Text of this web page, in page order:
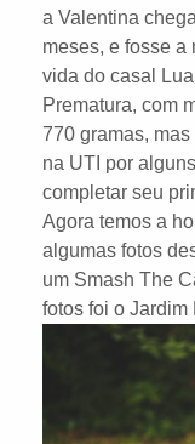
a Valentina
meses, e fosse a
vida do casal
Prematura, com
770 gramas,
na UTI por
completar seu
Agora temos a
algumas fotos
um Smash The
fotos foi o